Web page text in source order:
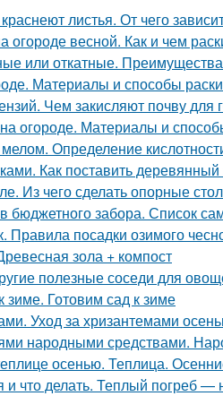
листья. От чего
огороде весной. Как и чем
или откатные. Преимущества
Материалы и способы
Чем закисляют почву для
огороде. Материалы и
Определение
Как поставить
Из чего сделать опорные
бюджетного забора. Список
Правила посадки озимого
зола + компост
полезные соседи для
зиме. Готовим сад к зиме
Уход за хризантемами
народными средствами.
осенью. Теплица.
что делать. Теплый погреб —